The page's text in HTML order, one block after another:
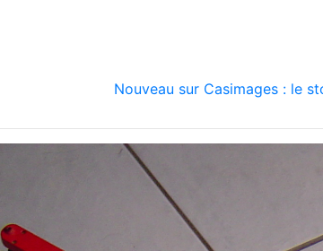
Nouveau sur Casimages : le